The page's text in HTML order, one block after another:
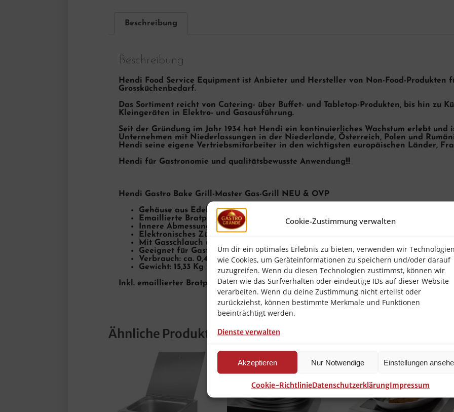
Cookie-Zustimmung verwalten
Um dir ein optimales Erlebnis zu bieten, verwenden wir
wie Cookies, um Geräteinformationen zu speichern und/oder darauf
zuzugreifen. Wenn du diesen Technologien zustimmst, können wir
Daten wie das Surfverhalten oder eindeutige IDs auf dieser Website
verarbeiten. Wenn du deine Zustimmung nicht erteilst oder
zurückziehst, können bestimmte Merkmale und Funktionen
beeinträchtigt werden.
Dienste verwalten
Akzeptieren Nur Notwendige Einstellungen
Cookie-RichtlinieDatenschutzerklärungImpressum
Beschreibung
Beschreibung
Hendi Food Service Equipment ist Anbieter und Hersteller von Non-Food-Produkten
Grossküchenbedarf.
Das Sortiment reicht von Catering- über Buffet- und Tabletop-Produkten, bis hin zu
Kleingeräten in Elektro- und Gasausführung.
Seit der Gründung im Jahr 1934 hat Hendi ein kontinuierliches Wachstum erlebt
Unternehmen mit Niederlassungen in der Niederlande, Österreich, Polen und
Hendi seine eigene Vertriebsmitarbeiter in den wichtigsten europäischen Länder,
Hendi für Gastronomie und qualitätsbewusste Anwendung!!!
Hendi Gastro Bake Grill-Master Gas-Grill NEU & OVP
Gehäuse aus Edelstahl 18/0
Emaillierte Bratpfanne
Innere Abmessungen der Bratpfanne: 590×480 mm
Elektronisches Zündgerät und Thermoelement
Mit Gasschlauch und Druckminderer
Geeignet für Gasflaschengas (Propan-/Butangas)
Verbrauch: ca. 0,430 m³/h.
Gewicht: 15,33 Kg
Inkl. emaillierter Bratpfanne
Ähnliche Produkte